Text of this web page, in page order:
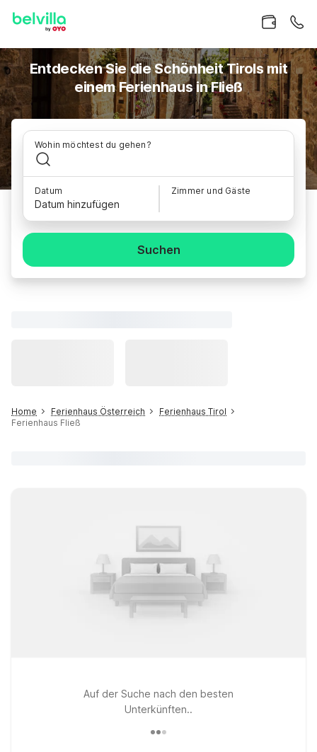
Entdecken Sie die Schönheit Tirols mit
einem Ferienhaus in Fließ
Wohin möchtest du gehen?
Datum
Datum hinzufügen
Zimmer und Gäste
Suchen
Home Ferienhaus Österreich
Ferienhaus Tirol
Ferienhaus Fließ
Auf der Suche nach den besten
Unterkünften..